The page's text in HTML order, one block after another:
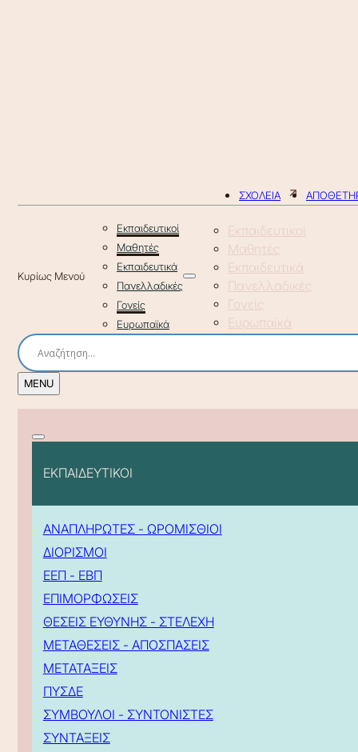
ΣΧΟΛΕΙΑ
Εκπαιδευτικοί
Μαθητές
Εκπαιδευτικά
Πανελλαδικές
Γονείς
Ευρωπαϊκά
Εκπαιδευτικοί
Μαθητές
Εκπαιδευτικά
Πανελλαδικές
Γονείς
Ευρωπαϊκά
ΕΚΠΑΙΔΕΥΤΙΚΟΙ
ΑΝΑΠΛΗΡΩΤΕΣ - ΩΡΟΜΙΣΘΙΟΙ
ΔΙΟΡΙΣΜΟΙ
ΕΕΠ - ΕΒΠ
ΕΠΙΜΟΡΦΩΣΕΙΣ
ΘΕΣΕΙΣ ΕΥΘΥΝΗΣ - ΣΤΕΛΕΧΗ
ΜΕΤΑΘΕΣΕΙΣ - ΑΠΟΣΠΑΣΕΙΣ
ΜΕΤΑΤΑΞΕΙΣ
ΠΥΣΔΕ
ΣΥΜΒΟΥΛΟΙ - ΣΥΝΤΟΝΙΣΤΕΣ
ΣΥΝΤΑΞΕΙΣ